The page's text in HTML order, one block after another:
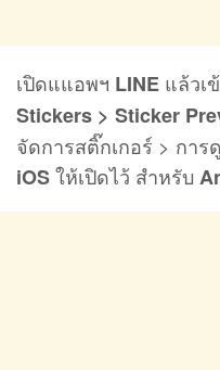
เปิดแแอพฯ LINE แล้วเ
Stickers > Sticker
จัดการสติ๊กเกอร์ > การ
iOSให้เปิดไว้ สำหรับ